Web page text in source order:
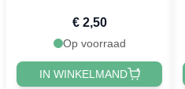
€ 2,50
Op voorraad
IN WINKELMAND